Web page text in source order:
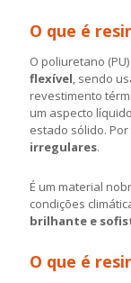
O que é
O poliuretano
flexível, sendo
revestimento
um aspecto
estado sólido. Por
irregulares.
É um material
condições
brilhante e
O que é